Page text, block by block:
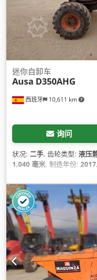
西班牙 10,611 km
迷你自卸车
Ausa D350AHG
询问
状况: 二手, 齿轮类型: 液压
1,040 毫米, 制造年份: 2017